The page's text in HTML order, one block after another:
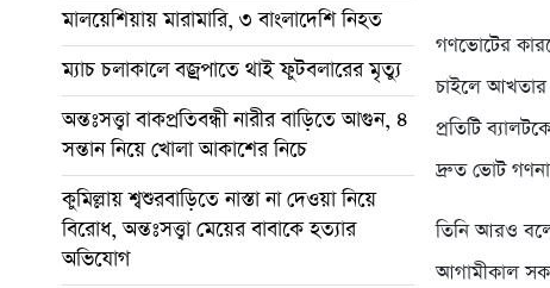
মালয়েশিয়ায় মারামারি, ৩ বাংলাদেশি নিহত
ম্যাচ চলাকালে বজ্রপাতে থাই ফুটবলারের মৃত্যু
অন্তঃসত্ত্বা বাকপ্রতিবন্ধী নারীর বাড়িতে আগুন, ৪
সন্তান নিয়ে খোলা আকাশের নিচে
কুমিল্লায় শ্বশুরবাড়িতে নাস্তা না দেওয়া নিয়ে
বিরোধ, অন্তঃসত্ত্বা মেয়ের বাবাকে হত্যার
অভিযোগ
গণভোটের
চাইলে আখতার
প্রতিটি
দ্রুত ভোট গণনা
তিনি আরও
আগামীকাল